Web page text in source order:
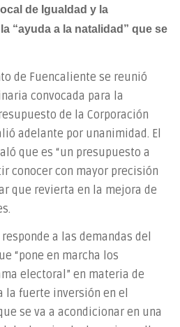
de Igualdad y la
“ayuda a la natalidad” que se
de Fuencaliente se reunió
convocada para la
de la Corporación
adelante por unanimidad. El
que es “un presupuesto a
conocer con mayor precisión
que revierta en la mejora de
a las demandas del
“pone en marcha los
electoral” en materia de
la fuerte inversión en el
se va a acondicionar en una